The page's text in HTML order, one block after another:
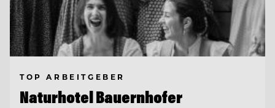
TOP ARBEITGEBER
Naturhotel Bauernhofer